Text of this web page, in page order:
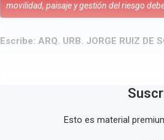
movilidad, paisaje y gestión del riesgo
Escribe: ARQ. URB. JORGE RUIZ DE
Esto es material